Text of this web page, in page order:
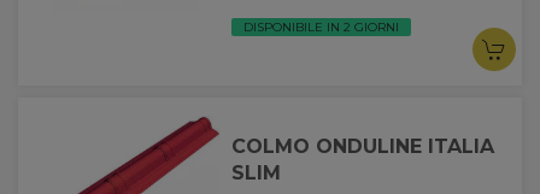
DISPONIBILE IN 2 GIORNI
COLMO ONDULINE ITALIA
SLIM